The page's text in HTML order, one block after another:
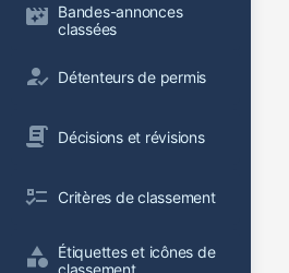
Bandes-annonces
classées
Détenteurs de permis
Décisions et révisions
Critères de classement
Étiquettes et icônes de
classement